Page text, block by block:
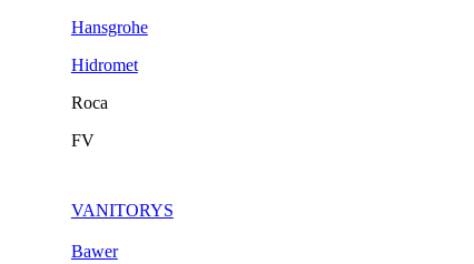
Hansgrohe
Hidromet
Roca
FV
VANITORYS
Bawer